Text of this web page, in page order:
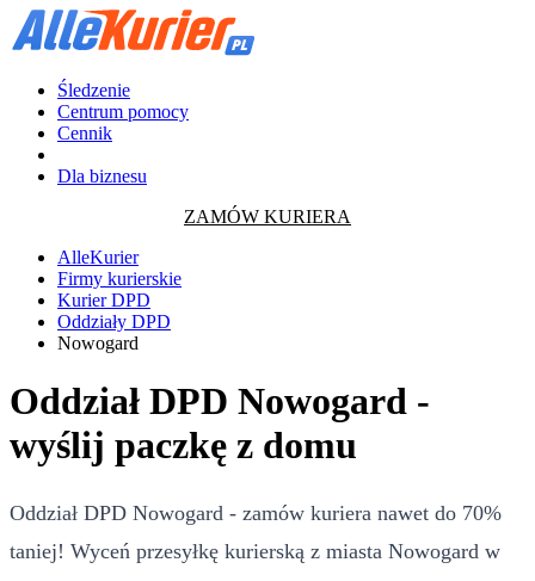
Śledzenie
Centrum pomocy
Cennik
Dla biznesu
ZAMÓW KURIERA
AlleKurier
Firmy kurierskie
Kurier DPD
Oddziały DPD
Nowogard
Oddział DPD Nowogard -
wyślij paczkę z domu
Oddział DPD Nowogard - zamów kuriera nawet do 70%
taniej! Wyceń przesyłkę kurierską z miasta Nowogard w